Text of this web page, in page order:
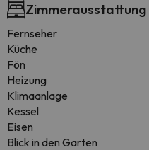
Zimmerausstattung
Fernseher
Küche
Fön
Heizung
Klimaanlage
Kessel
Eisen
Blick in den Garten